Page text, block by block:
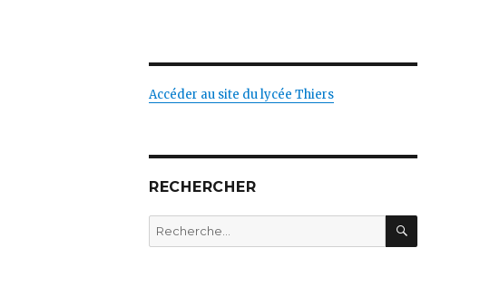
Accéder au site du lycée Thiers
RECHERCHER
Recherche
pour